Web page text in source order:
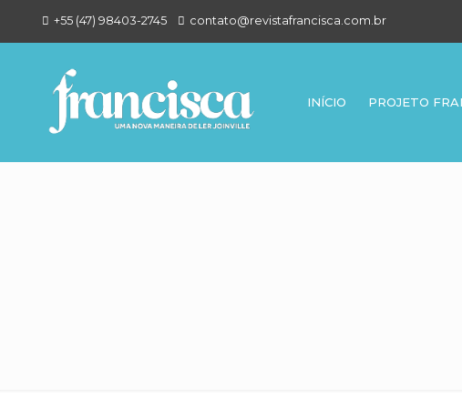
+55 (47) 98403-2745 contato@revistafrancisca.com.br
INÍCIO PROJETO